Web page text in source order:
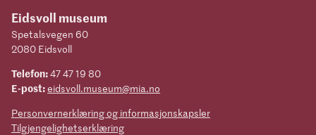
Eidsvoll museum
Spetalsvegen 60
2080 Eidsvoll
Telefon:47 47 19 80
E-post:eidsvoll.museum@mia.no
Personvernerklæring og informasjonskapsler
Tilgjengelighetserklæring